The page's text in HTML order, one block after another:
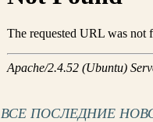
ВСЕ ПОСЛЕДНИЕ